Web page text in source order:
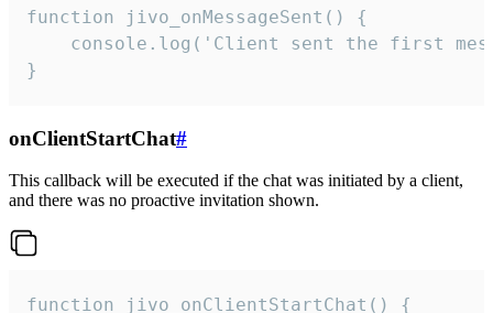
function jivo_onMessageSent() {
console.log('Client sent the first
}
onClientStartChat#
This callback will be executed if the chat was initiated by a client,
and there was no proactive invitation shown.
function jivo_onClientStartChat() {